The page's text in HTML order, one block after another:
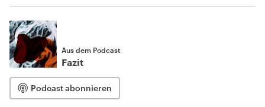
Aus dem Podcast
Fazit
Podcast abonnieren